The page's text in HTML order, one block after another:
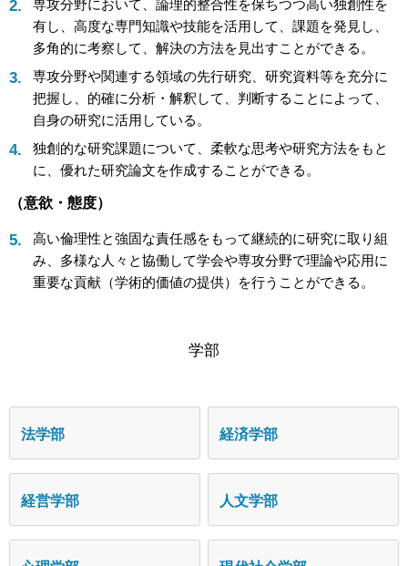
専攻分野において、論理的整合性を保ちつつ高い独創性を
有し、高度な専門知識や技能を活用して、課題を発見し、
多角的に考察して、解決の方法を見出すことができる。
専攻分野や関連する領域の先行研究、研究資料等を充分に
把握し、的確に分析・解釈して、判断することによって、
自身の研究に活用している。
独創的な研究課題について、柔軟な思考や研究方法をもと
に、優れた研究論文を作成することができる。
（意欲・態度）
高い倫理性と強固な責任感をもって継続的に研究に取り組
み、多様な人々と協働して学会や専攻分野で理論や応用に
重要な貢献（学術的価値の提供）を行うことができる。
学部
法学部 経済学部
経営学部 人文学部